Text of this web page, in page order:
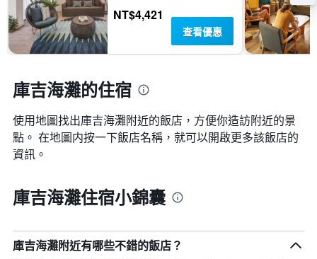
NT$4,421
查看優惠
庫吉海灘的住宿
使用地圖找出庫吉海灘​附近的飯店，方便你造訪附近的景
點。 在地圖内按一下飯店名稱，就可以開啟更多該飯店的
資訊。
庫吉海灘住宿小錦囊
庫吉海灘附近有哪些不錯的飯店？